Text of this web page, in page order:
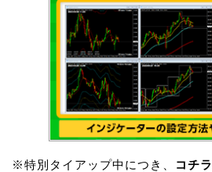
※特別タイアップ中につき、 コチラ